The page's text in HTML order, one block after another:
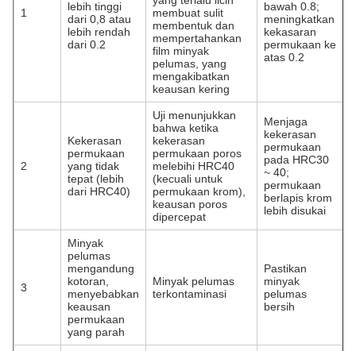
1
lebih tinggi
dari 0,8 atau
lebih rendah
dari 0.2
membuat sulit
membentuk dan
mempertahankan
film minyak
pelumas, yang
mengakibatkan
keausan kering
bawah 0.8;
meningkatkan
kekasaran
permukaan ke
atas 0.2
2
Kekerasan
permukaan
yang tidak
tepat (lebih
dari HRC40)
Uji menunjukkan
bahwa ketika
kekerasan
permukaan poros
melebihi HRC40
(kecuali untuk
permukaan krom),
keausan poros
dipercepat
Menjaga
kekerasan
permukaan
pada HRC30
~ 40;
permukaan
berlapis krom
lebih disukai
3
Minyak
pelumas
mengandung
kotoran,
menyebabkan
keausan
permukaan
yang parah
Minyak pelumas
terkontaminasi
Pastikan
minyak
pelumas
bersih